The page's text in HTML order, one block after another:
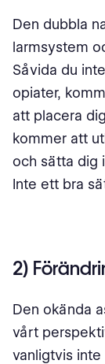
Den dubbla
larmsystem
Såvida du
opiater,
att placera
kommer att
och sätta dig
Inte ett bra
2)
Den okända
vårt
vanligtvis